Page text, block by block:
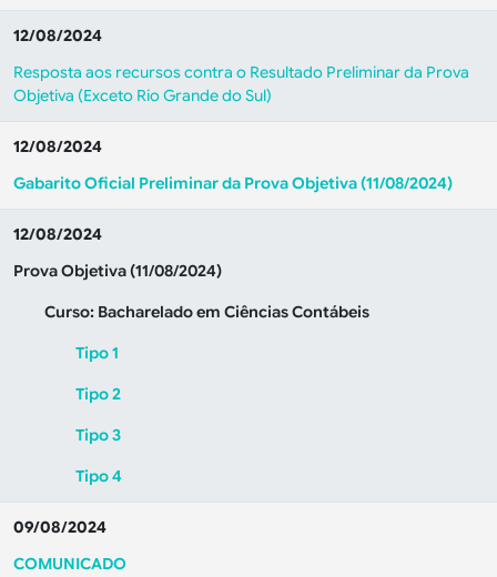
12/08/2024
Resposta aos recursos contra o Resultado Preliminar da Prova
Objetiva (Exceto Rio Grande do Sul)
12/08/2024
Gabarito Oficial Preliminar da Prova Objetiva (11/08/2024)
12/08/2024
Prova Objetiva (11/08/2024)
Curso: Bacharelado em Ciências Contábeis
Tipo 1
Tipo 2
Tipo 3
Tipo 4
09/08/2024
COMUNICADO